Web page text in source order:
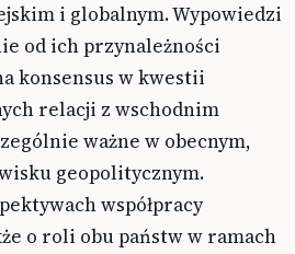
i globalnym. Wypowiedzi
od ich przynależności
konsensus w kwestii
relacji z wschodnim
ważne w obecnym,
geopolitycznym.
współpracy
o roli obu państw w ramach